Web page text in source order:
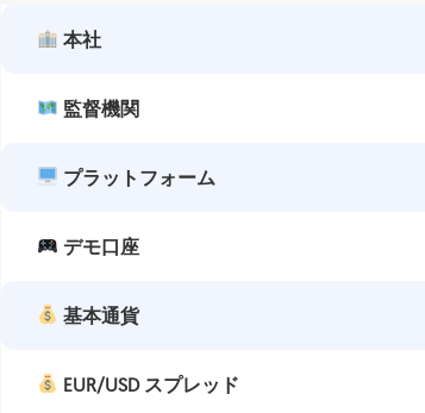
本社
監督機関
プラットフォーム
デモ口座
基本通貨
EUR/USD スプレッド